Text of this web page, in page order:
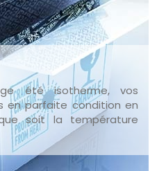
été isotherme, vos
en parfaite condition en
soit la température